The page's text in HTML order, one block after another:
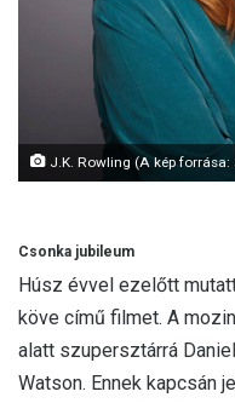
J.K. Rowling (A kép
Csonka jubileum
Húsz évvel ezelőtt
köve című filmet. A
alatt szupersztárrá
Watson. Ennek kapcsán